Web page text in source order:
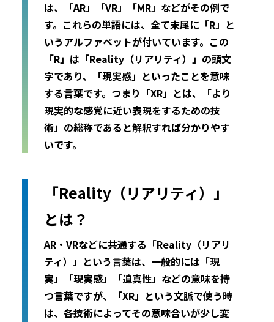
は、「AR」「VR」「MR」などがその例で
す。これらの単語には、全て末尾に「R」と
いうアルファベットが付いています。この
「R」は「Reality（リアリティ）」の頭文
字であり、「現実感」といったことを意味
する言葉です。つまり「XR」とは、「より
現実的な感覚に近い表現をするための技
術」の総称であると解釈すれば分かりやす
いです。
「Reality（リアリティ）」
とは？
AR・VRなどに共通する「Reality（リアリ
ティ）」という言葉は、一般的には「現
実」「現実感」「迫真性」などの意味を持
つ言葉ですが、「XR」という文脈で使う時
は、各技術によってその意味合いが少し変